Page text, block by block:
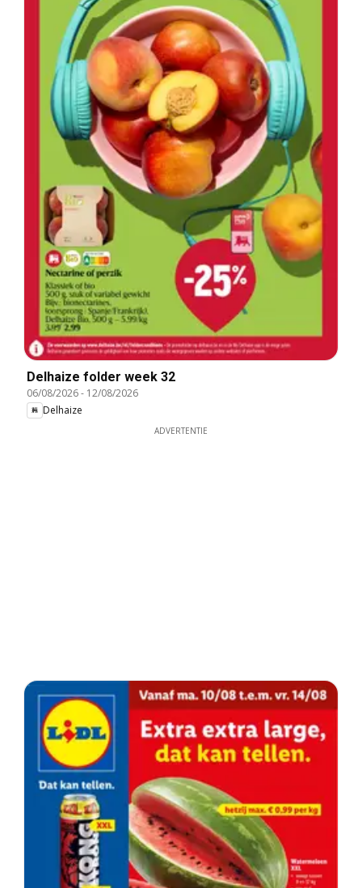
Delhaize folder week 32
06/08/2026- 12/08/2026
Delhaize
ADVERTENTIE